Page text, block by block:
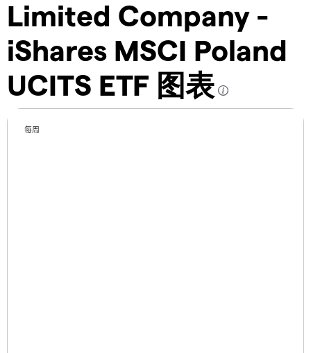
Limited Company -
iShares MSCI Poland
UCITS ETF 图表
每周